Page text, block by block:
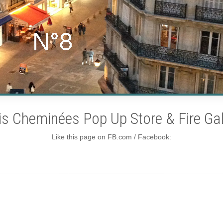
Cheminées Pop Up Store & Fire
Like this page on FB.com / Facebook: